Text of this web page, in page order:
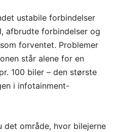
ustabile forbindelser
afbrudte forbindelser og
forventet. Problemer
står alene for en
100 biler – den største
i infotainment-
det område, hvor bilejerne